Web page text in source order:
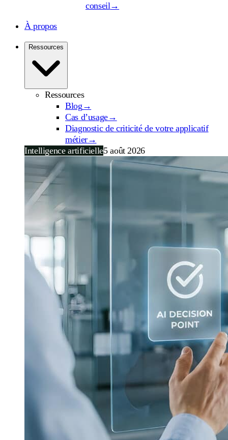
conseil→
À propos
Ressources
Ressources
Blog →
Cas d’usage→
Diagnostic de criticité de votre applicatif
métier→
Intelligence artificielle5 août 2026